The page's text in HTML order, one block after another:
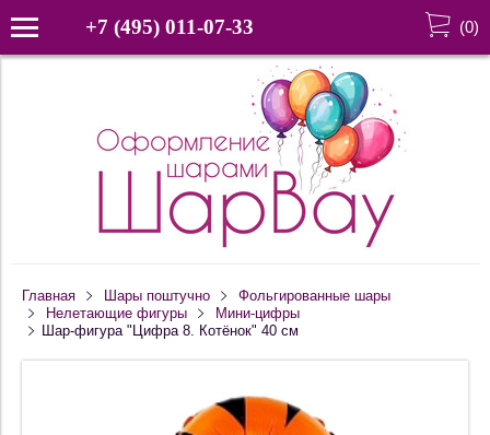
+7 (495) 011-07-33 (0)
Главная Шары поштучно
Фольгированные шары
Нелетающие фигуры
Мини-цифры
Шар-фигура "Цифра 8. Котёнок" 40 см